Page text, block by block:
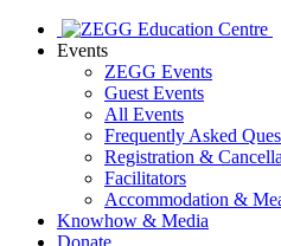
Events
ZEGG Events
Guest Events
All Events
Frequently Asked
Registration &
Facilitators
Accommodation &
Knowhow & Media
Donate